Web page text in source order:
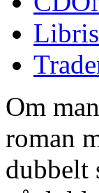
Libris
Om
roman
dubbelt